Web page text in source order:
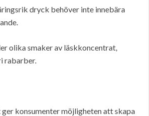
dryck behöver inte innebära
olika smaker av läskkoncentrat,
rabarber.
konsumenter möjligheten att skapa